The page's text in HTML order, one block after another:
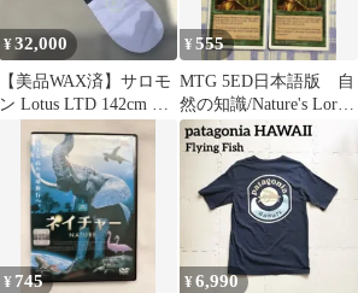
¥32,000
【美品WAX済】サロモ
ン Lotus LTD 142cm &
¥555
MTG 5ED日本語版 自
然の知識/Nature's Lore
４枚
¥ 745 ¥6,990